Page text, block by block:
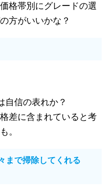
格帯別にグレードの選
方がいいかな？
自信の表れか？
差に含まれていると考
。
まで掃除してくれる